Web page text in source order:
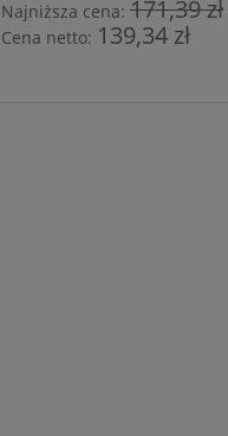
Najniższa cena:171,39 zł
Cena netto: 139,34 zł